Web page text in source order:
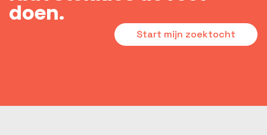
doen.
Start mijn zoektocht